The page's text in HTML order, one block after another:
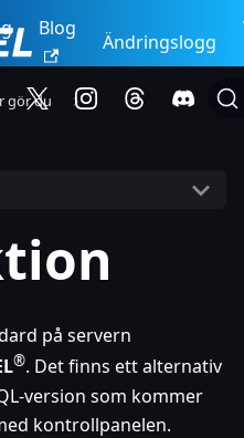
Blog
Ändringslogg
gör du
på servern
®. Det finns ett alternativ
version som kommer
kontrollpanelen.